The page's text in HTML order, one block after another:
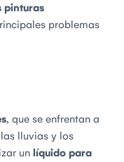
pinturas
problemas
, que se enfrentan a
lluvias y los
un líquido para